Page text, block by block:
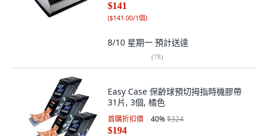
$141
($141.00/1個)
8/10 星期一 預計送達
(78)
Easy Case 保齡球預切拇指時機膠帶
31片, 3個, 橘色
首購折扣價 40%$324
$194